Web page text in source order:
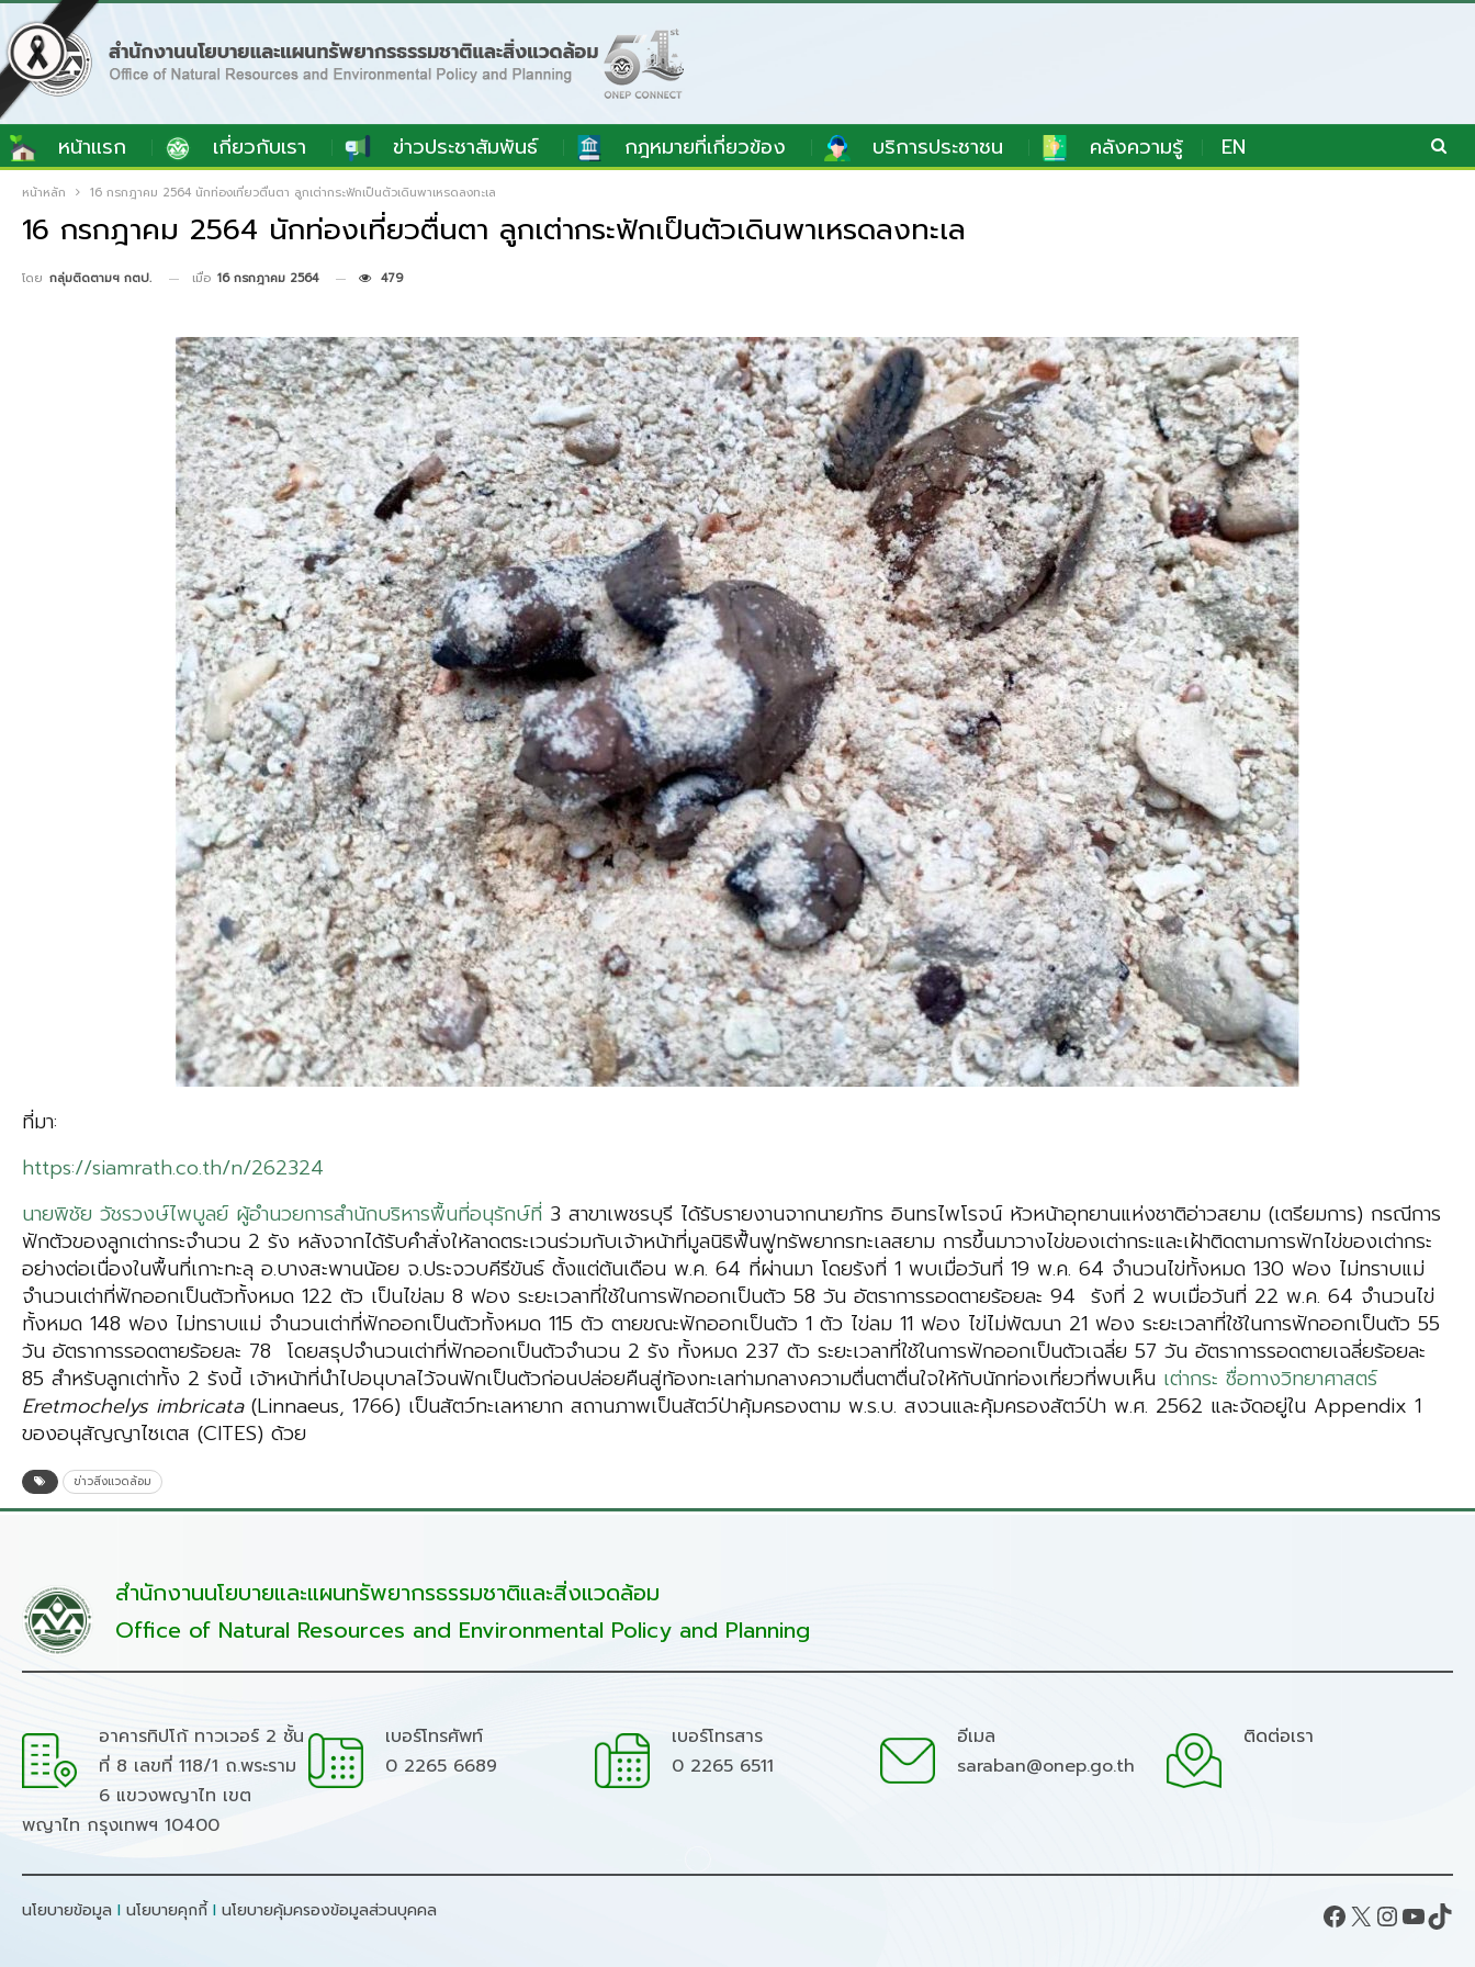
หน้าแรก เกี่ยวกับเรา ข่าวประชาสัมพันธ์ กฎหมายที่เกี่ยวข้อง บริการประชาชน คลังความรู้ EN
หน้าหลัก 16 กรกฎาคม 2564 นักท่องเที่ยวตื่นตา ลูกเต่ากระฟักเป็นตัวเดินพาเหรดลงทะเล
16 กรกฎาคม 2564 นักท่องเที่ยวตื่นตา ลูกเต่ากระฟักเป็นตัวเดินพาเหรดลงทะเล
โดย กลุ่มติดตามฯ กตป. เมื่อ 16 กรกฎาคม 2564 479
ที่มา:
https://siamrath.co.th/n/262324
นายพิชัย วัชรวงษ์ไพบูลย์ ผู้อำนวยการสำนักบริหารพื้นที่อนุรักษ์ที่ 3 สาขาเพชรบุรี ได้รับรายงานจากนายภัทร อินทรไพโรจน์ หัวหน้าอุทยานแห่งชาติอ่าวสยาม (เตรียมการ) กรณีการ
ฟักตัวของลูกเต่ากระจำนวน 2 รัง หลังจากได้รับคำสั่งให้ลาดตระเวนร่วมกับเจ้าหน้าที่มูลนิธิฟื้นฟูทรัพยากรทะเลสยาม การขึ้นมาวางไข่ของเต่ากระและเฝ้าติดตามการฟักไข่ของเต่ากระ
อย่างต่อเนื่องในพื้นที่เกาะทะลุ อ.บางสะพานน้อย จ.ประจวบคีรีขันธ์ ตั้งแต่ต้นเดือน พ.ค. 64 ที่ผ่านมา โดยรังที่ 1 พบเมื่อวันที่ 19 พ.ค. 64 จำนวนไข่ทั้งหมด 130 ฟอง ไม่ทราบแม่
จำนวนเต่าที่ฟักออกเป็นตัวทั้งหมด 122 ตัว เป็นไข่ลม 8 ฟอง ระยะเวลาที่ใช้ในการฟักออกเป็นตัว 58 วัน อัตราการรอดตายร้อยละ 94 รังที่ 2 พบเมื่อวันที่ 22 พ.ค. 64 จำนวนไข่
ทั้งหมด 148 ฟอง ไม่ทราบแม่ จำนวนเต่าที่ฟักออกเป็นตัวทั้งหมด 115 ตัว ตายขณะฟักออกเป็นตัว 1 ตัว ไข่ลม 11 ฟอง ไข่ไม่พัฒนา 21 ฟอง ระยะเวลาที่ใช้ในการฟักออกเป็นตัว 55
วัน อัตราการรอดตายร้อยละ 78 โดยสรุปจำนวนเต่าที่ฟักออกเป็นตัวจำนวน 2 รัง ทั้งหมด 237 ตัว ระยะเวลาที่ใช้ในการฟักออกเป็นตัวเฉลี่ย 57 วัน อัตราการรอดตายเฉลี่ยร้อยละ
85 สำหรับลูกเต่าทั้ง 2 รังนี้ เจ้าหน้าที่นำไปอนุบาลไว้จนฟักเป็นตัวก่อนปล่อยคืนสู่ท้องทะเลท่ามกลางความตื่นตาตื่นใจให้กับนักท่องเที่ยวที่พบเห็น เต่ากระ ชื่อทางวิทยาศาสตร์
Eretmochelys imbricata(Linnaeus, 1766) เป็นสัตว์ทะเลหายาก สถานภาพเป็นสัตว์ป่าคุ้มครองตาม พ.ร.บ. สงวนและคุ้มครองสัตว์ป่า พ.ศ. 2562 และจัดอยู่ใน Appendix 1
ของอนุสัญญาไซเตส (CITES) ด้วย
ข่าวสิ่งแวดล้อม
สำนักงานนโยบายและแผนทรัพยากรธรรมชาติและสิ่งแวดล้อม
Office of Natural Resources and Environmental Policy and Planning
อาคารทิปโก้ ทาวเวอร์ 2 ชั้น
ที่ 8 เลขที่ 118/1 ถ.พระราม
6 แขวงพญาไท เขต
พญาไท กรุงเทพฯ 10400
เบอร์โทรศัพท์
0 2265 6689
เบอร์โทรสาร
0 2265 6511
อีเมล
saraban@onep.go.th
ติดต่อเรา
นโยบายข้อมูล I นโยบายคุกกี้ I นโยบายคุ้มครองข้อมูลส่วนบุคคล Facebook X InstagramYouTube TikTok